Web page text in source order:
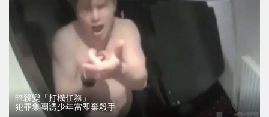
暗殺變「打機任務」
犯罪集團誘少年當即棄殺手